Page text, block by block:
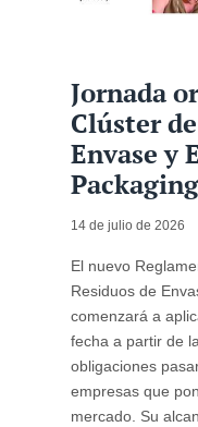
Jornada
Clúster
Envase y
14 de julio de 2026
El nuevo
Residuos de
comenzará a
fecha a partir de
obligaciones
empresas que
mercado. Su